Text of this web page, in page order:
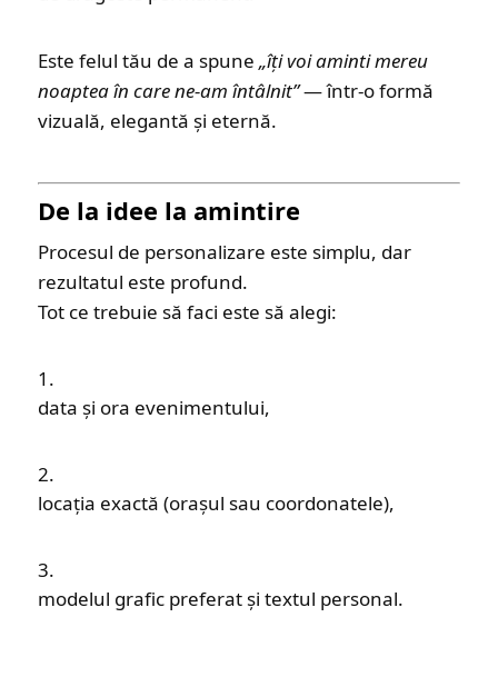
Este felul tău de a spune „îți voi aminti mereu
noaptea în care ne-am întâlnit”— într-o formă
vizuală, elegantă și eternă.
De la idee la amintire
Procesul de personalizare este simplu, dar
rezultatul este profund.
Tot ce trebuie să faci este să alegi:
data și ora evenimentului,
locația exactă (orașul sau coordonatele),
modelul grafic preferat și textul personal.